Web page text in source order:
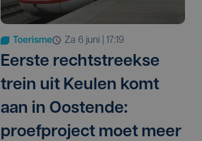
Toerisme za 6 juni | 17:19
Eerste rechtstreekse
trein uit Keulen komt
aan in Oostende:
proefproject moet meer